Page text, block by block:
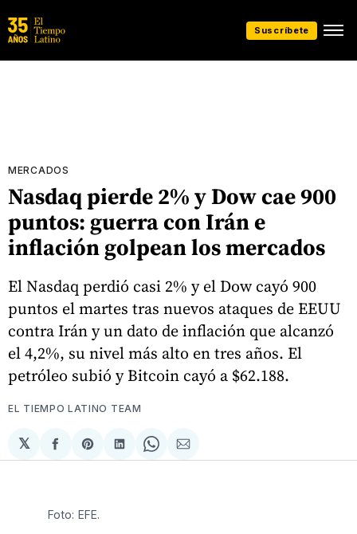
Suscríbete
MERCADOS
Nasdaq pierde 2% y Dow cae 900
puntos: guerra con Irán e
inflación golpean los mercados
El Nasdaq perdió casi 2% y el Dow cayó 900
puntos el martes tras nuevos ataques de EEUU
contra Irán y un dato de inflación que alcanzó
el 4,2%, su nivel más alto en tres años. El
petróleo subió y Bitcoin cayó a $62.188.
EL TIEMPO LATINO TEAM
𝕏
Compartir
en
Share
on
Compartir
en
Share
on
Compartir
via
Foto: EFE.